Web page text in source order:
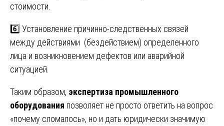
стоимости.
6️⃣ Установление причинно-следственных связей
между действиями (бездействием) определенного
лица и возникновением дефектов или аварийной
ситуацией.
Таким образом, экспертиза промышленного
оборудования позволяет не просто ответить на вопрос
«почему сломалось», но и дать юридически значимую